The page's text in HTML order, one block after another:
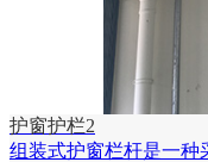
护窗护栏2
组装式护窗栏杆是一种